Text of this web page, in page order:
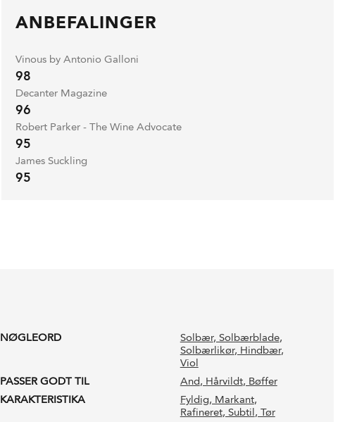
ANBEFALINGER
Vinous by Antonio Galloni
98
Decanter Magazine
96
Robert Parker - The Wine Advocate
95
James Suckling
95
NØGLEORD Solbær, Solbærblade,
Solbærlikør, Hindbær,
Viol
PASSER GODT TIL
And, Hårvildt, Bøffer
KARAKTERISTIKA
Fyldig, Markant,
Rafineret, Subtil , Tør